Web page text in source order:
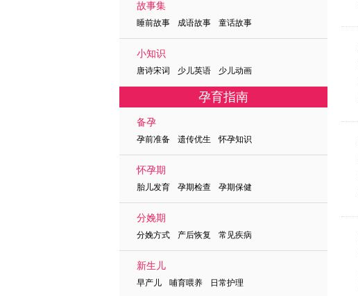
故事集
睡前故事 成语故事 童话故事
小知识
唐诗宋词 少儿英语 少儿动画
孕育指南
备孕
孕前准备 遗传优生 怀孕知识
怀孕期
胎儿发育 孕期检查 孕期保健
分娩期
分娩方式 产后恢复 常见疾病
新生儿
早产儿 哺育喂养 日常护理